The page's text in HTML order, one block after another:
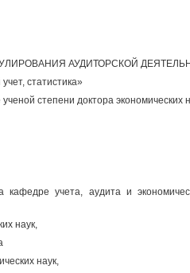
АУДИТОРСКОЙ
статистика»
степени доктора экономических
учета, аудита и
наук,
наук,